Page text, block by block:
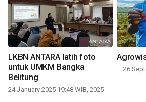
LKBN ANTARA latih foto
untuk UMKM Bangka
Belitung
24 January 2025 19:48 WIB, 2025
26